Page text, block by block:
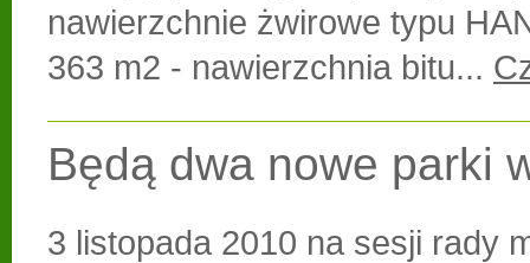
nawierzchnie żwirowe typu
363 m2 - nawierzchnia bitu...
Będą dwa nowe parki
3 listopada 2010 na sesji rady